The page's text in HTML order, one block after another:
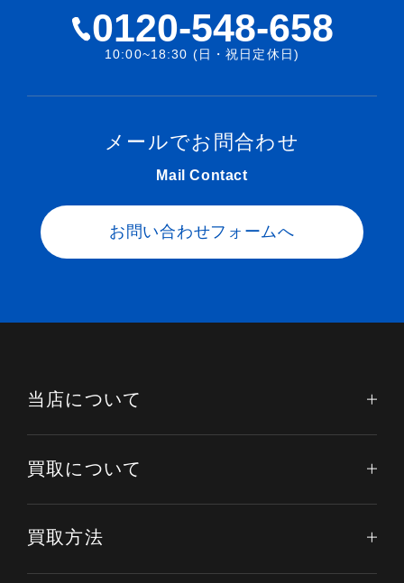
0120-548-658
10:00~18:30 (日・祝日定休日)
メールでお問合わせ
Mail Contact
お問い合わせフォームへ
当店について
買取について
買取方法